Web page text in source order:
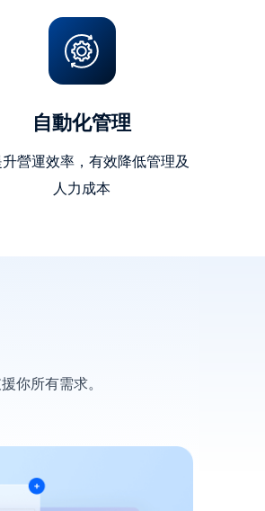
自動化管理
營運效率，有效降低管理及
人力成本
你所有需求。